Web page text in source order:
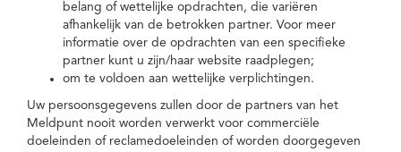
belang of wettelijke opdrachten, die variëren
afhankelijk van de betrokken partner. Voor meer
informatie over de opdrachten van een specifieke
partner kunt u zijn/haar website raadplegen;
om te voldoen aan wettelijke verplichtingen.
Uw persoonsgegevens zullen door de partners van het
Meldpunt nooit worden verwerkt voor commerciële
doeleinden of reclamedoeleinden of worden doorgegeven